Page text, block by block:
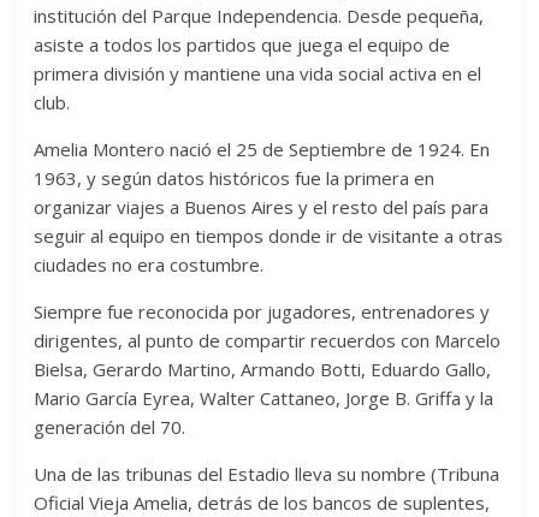
institución del Parque Independencia. Desde pequeña,
asiste a todos los partidos que juega el equipo de
primera división y mantiene una vida social activa en el
club.
Amelia Montero nació el 25 de Septiembre de 1924. En
1963, y según datos históricos fue la primera en
organizar viajes a Buenos Aires y el resto del país para
seguir al equipo en tiempos donde ir de visitante a otras
ciudades no era costumbre.
Siempre fue reconocida por jugadores, entrenadores y
dirigentes, al punto de compartir recuerdos con Marcelo
Bielsa, Gerardo Martino, Armando Botti, Eduardo Gallo,
Mario García Eyrea, Walter Cattaneo, Jorge B. Griffa y la
generación del 70.
Una de las tribunas del Estadio lleva su nombre (Tribuna
Oficial Vieja Amelia, detrás de los bancos de suplentes,